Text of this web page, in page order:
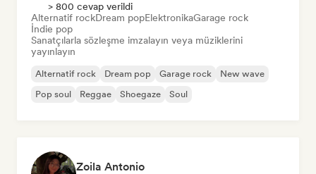
> 800 cevap verildi
Alternatif rockDream popElektronikaGarage rock
İndie pop
Sanatçılarla sözleşme imzalayın veya müziklerini
yayınlayın
Alternatif rock Dream pop Garage rock
New wave
Pop soul
Reggae Shoegaze Soul
Zoila Antonio